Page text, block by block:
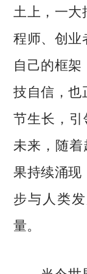
土上，一
程师、创业
自己的框
技自信，也
节生长，引
未来，随着
果持续涌现
步与人类
量。